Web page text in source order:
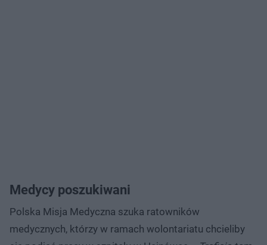
Medycy poszukiwani
Polska Misja Medyczna szuka ratowników
medycznych, którzy w ramach wolontariatu chcieliby